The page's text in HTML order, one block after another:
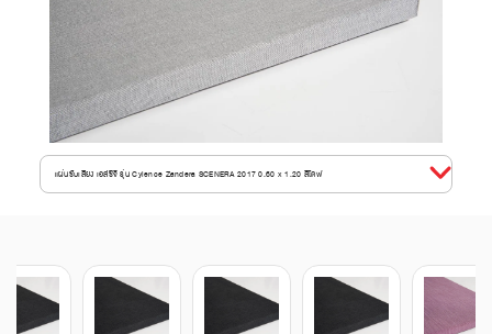
แผ่นซับเสียง เอสซีจี รุ่น Cylence Zandera SCENERA 2017 0.60 x 1.20 สีโดฟ